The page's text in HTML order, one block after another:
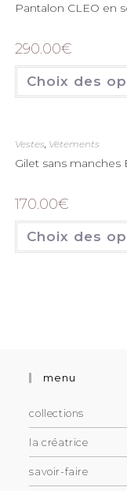
Pantalon CLEO en
290.00€
Choix des
Vestes Vêtements
Gilet sans manches
170.00€
Choix des
menu
collections
la créatrice
savoir-faire